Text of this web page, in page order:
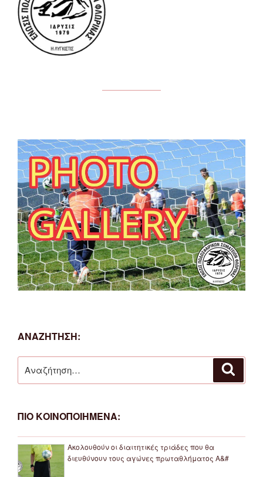
ΑΝΑΖΗΤΗΣΗ:
για:
ΠΙΟ ΚΟΙΝΟΠΟΙΗΜΕΝΑ:
Ακολουθούν οι διαιτητικές τριάδες που θα
διευθύνουν τους αγώνες πρωταθλήματος Α&#